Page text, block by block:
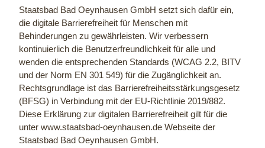
Staatsbad Bad Oeynhausen GmbH setzt sich dafür ein,
die digitale Barrierefreiheit für Menschen mit
Behinderungen zu gewährleisten. Wir verbessern
kontinuierlich die Benutzerfreundlichkeit für alle und
wenden die entsprechenden Standards (WCAG 2.2, BITV
und der Norm EN 301 549) für die Zugänglichkeit an.
Rechtsgrundlage ist das Barrierefreiheitsstärkungsgesetz
(BFSG) in Verbindung mit der EU-Richtlinie 2019/882.
Diese Erklärung zur digitalen Barrierefreiheit gilt für die
unter www.staatsbad-oeynhausen.de Webseite der
Staatsbad Bad Oeynhausen GmbH.